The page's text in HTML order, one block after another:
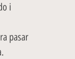
i
pasar